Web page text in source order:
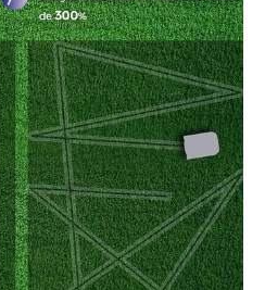
options de direction de
tonte】: choisissez la
meilleure direction de tonte
en fonction de la
disposition de votre
pelouse. Les options
incluent perpendiculaire,
parallèle et croix, ce qui
vous permet d'obtenir des
résultats optimaux adaptés
aux caractéristiques
spécifiques de votre pelouse